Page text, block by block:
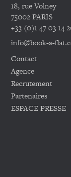
18, rue Volney
75002 PARIS
+33 (0)1 47 03 14
info@book-a-
Contact
Agence
Recrutement
Partenaires
ESPACE PRESSE